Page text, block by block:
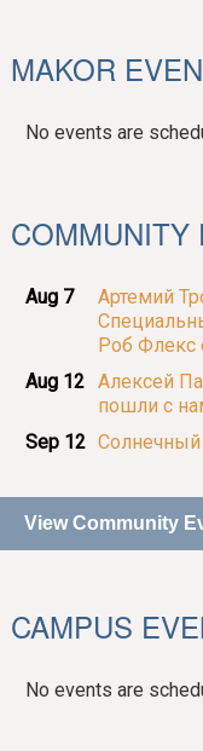
MAKOR
No events are
COMMUNITY
Aug 7
Артемий
Роб Флекс
Aug 12
Алексей
пошли с
Sep 12 Солнечный
View Community
CAMPUS
No events are